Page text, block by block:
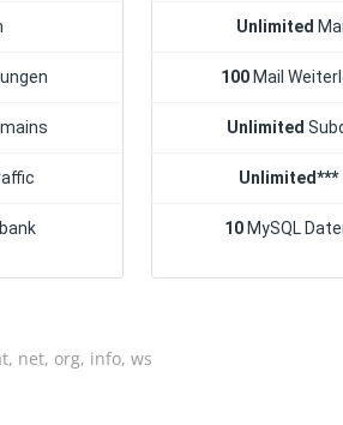
Unlimited
100 Mail
Unlimited
Unlimited***
10 MySQL
net, org, info, ws